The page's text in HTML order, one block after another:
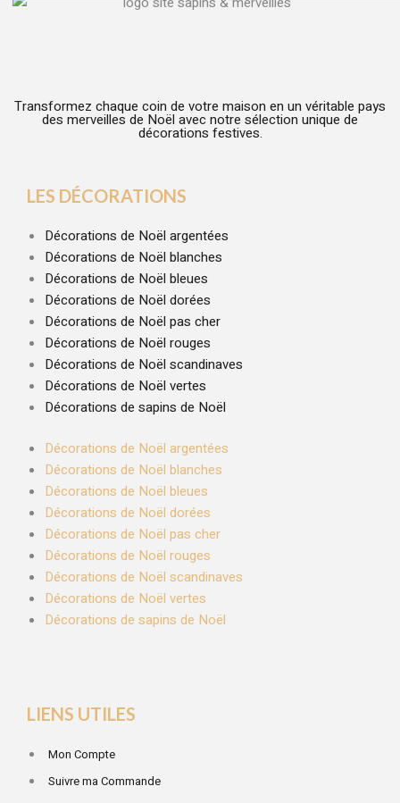
Transformez chaque coin de votre maison en un véritable pays
des merveilles de Noël avec notre sélection unique de
décorations festives.
LES DÉCORATIONS
Décorations de Noël argentées
Décorations de Noël blanches
Décorations de Noël bleues
Décorations de Noël dorées
Décorations de Noël pas cher
Décorations de Noël rouges
Décorations de Noël scandinaves
Décorations de Noël vertes
Décorations de sapins de Noël
Décorations de Noël argentées
Décorations de Noël blanches
Décorations de Noël bleues
Décorations de Noël dorées
Décorations de Noël pas cher
Décorations de Noël rouges
Décorations de Noël scandinaves
Décorations de Noël vertes
Décorations de sapins de Noël
LIENS UTILES
Mon Compte
Suivre ma Commande